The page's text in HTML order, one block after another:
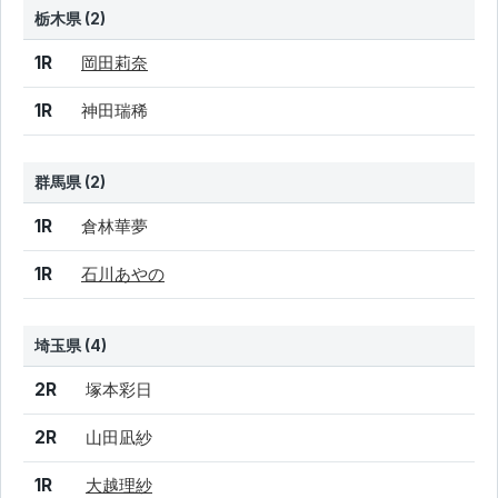
栃木県 (2)
結果 シード 選手名
1R 岡田莉奈
1R 神田瑞稀
群馬県 (2)
結果 シード 選手名
1R 倉林華夢
1R 石川あやの
埼玉県 (4)
結果 シード 選手名
2R 塚本彩日
2R 山田凪紗
1R 大越理紗